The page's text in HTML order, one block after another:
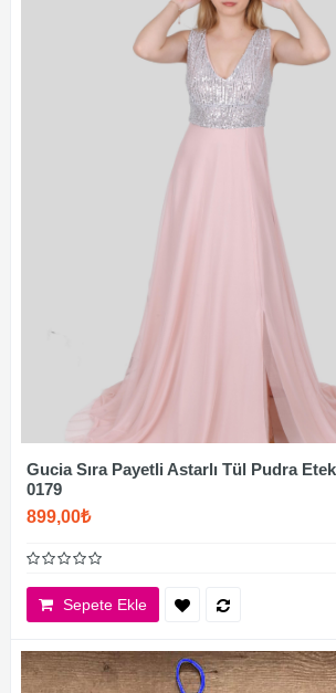
Gucia Sıra Payetli Astarlı Tül Pudra
0179
899,00₺
Sepete Ekle